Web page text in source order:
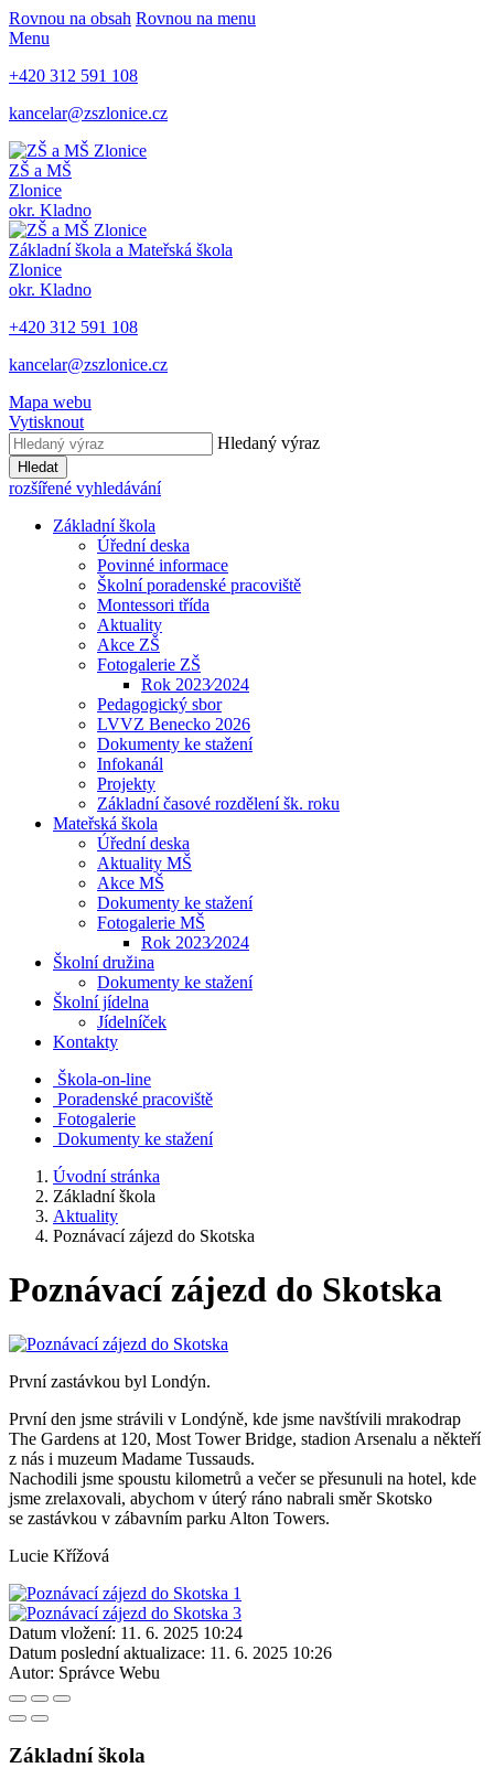
Rovnou na obsah Rovnou na menu
Menu
+420 312 591 108
kancelar@zszlonice.cz
ZŠ a MŠ
Zlonice
okr. Kladno
Základní škola a Mateřská škola
Zlonice
okr. Kladno
+420 312 591 108
kancelar@zszlonice.cz
Mapa webu
Vytisknout
Hledaný výraz
Hledat
rozšířené vyhledávání
Základní škola
Úřední deska
Povinné informace
Školní poradenské pracoviště
Montessori třída
Aktuality
Akce ZŠ
Fotogalerie ZŠ
Rok 2023⁄2024
Pedagogický sbor
LVVZ Benecko 2026
Dokumenty ke stažení
Infokanál
Projekty
Základní časové rozdělení šk. roku
Mateřská škola
Úřední deska
Aktuality MŠ
Akce MŠ
Dokumenty ke stažení
Fotogalerie MŠ
Rok 2023⁄2024
Školní družina
Dokumenty ke stažení
Školní jídelna
Jídelníček
Kontakty
Škola-on-line
Poradenské pracoviště
Fotogalerie
Dokumenty ke stažení
Úvodní stránka
Základní škola
Aktuality
Poznávací zájezd do Skotska
Poznávací zájezd do Skotska
První zastávkou byl Londýn.
První den jsme strávili v Londýně, kde jsme navštívili mrakodrap
The Gardens at 120, Most Tower Bridge, stadion Arsenalu a někteří
z nás i muzeum Madame Tussauds.
Nachodili jsme spoustu kilometrů a večer se přesunuli na hotel, kde
jsme zrelaxovali, abychom v úterý ráno nabrali směr Skotsko
se zastávkou v zábavním parku Alton Towers.
Lucie Křížová
Datum vložení: 11. 6. 2025 10:24
Datum poslední aktualizace: 11. 6. 2025 10:26
Autor: Správce Webu
Základní škola